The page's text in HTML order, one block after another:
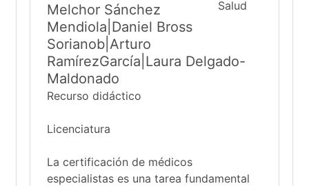
Melchor Sánchez
Mendiola|Daniel Bross
Sorianob|Arturo
RamírezGarcía|Laura Delgado-
Maldonado
Recurso didáctico
Licenciatura
La certificación de médicos
especialistas es una tarea fundamental